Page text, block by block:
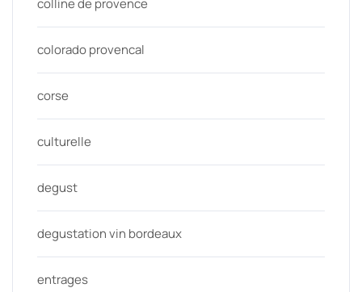
colorado provencal
corse
culturelle
degust
degustation vin bordeaux
entrages